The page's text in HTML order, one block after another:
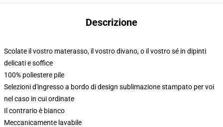
Descrizione
Scolate il vostro materasso, il vostro divano, o il vostro sé in dipinti
delicati e soffice
100% poliestere pile
Selezioni d'ingresso a bordo di design sublimazione stampato per voi
nel caso in cui ordinate
Il contrario è bianco
Meccanicamente lavabile